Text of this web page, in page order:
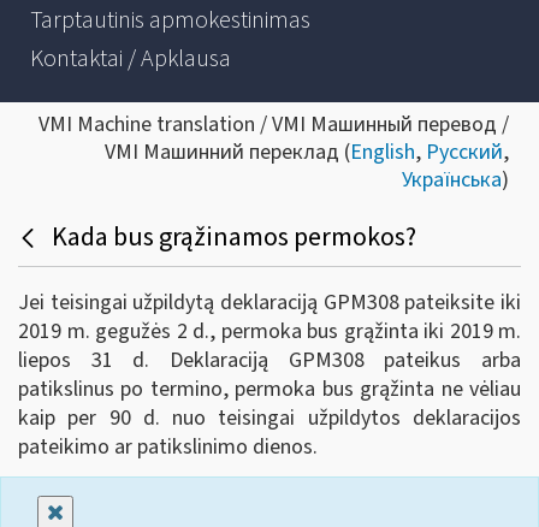
Tarptautinis apmokestinimas
Kontaktai / Apklausa
VMI Machine translation / VMI Машинный перевод /
VMI Машинний переклад (English, Русский,
Українська)
Kada bus grąžinamos permokos?
Jei teisingai užpildytą deklaraciją GPM308 pateiksite iki
2019 m. gegužės 2 d., permoka bus grąžinta iki 2019 m.
liepos 31 d. Deklaraciją GPM308 pateikus arba
patikslinus po termino, permoka bus grąžinta ne vėliau
kaip per 90 d. nuo teisingai užpildytos deklaracijos
pateikimo ar patikslinimo dienos.